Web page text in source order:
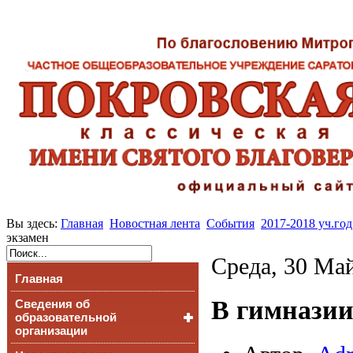
Вы здесь: Главная Новостная лента События 2017-2018 уч.год
экзамен
Главная
Сведения об
образовательной
организации
Среда, 30
В